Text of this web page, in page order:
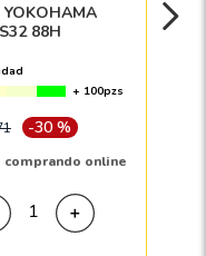
88H
+ 100pzs
-30 %
comprando online
＋